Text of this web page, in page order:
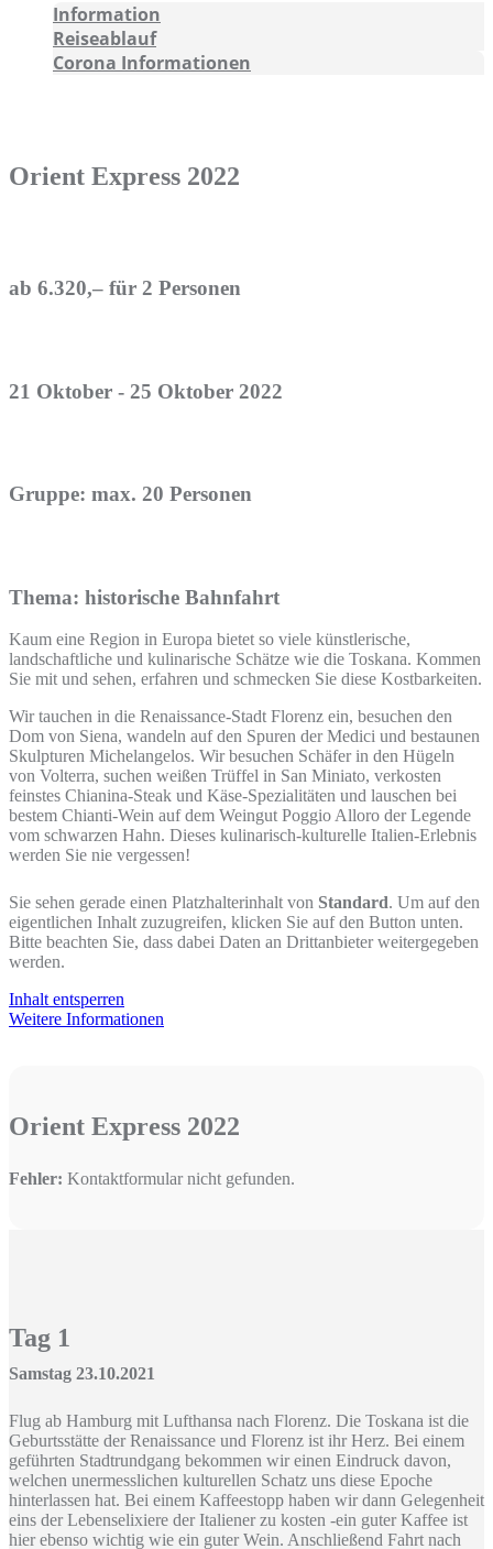
Information
Reiseablauf
Corona Informationen
Orient Express 2022
ab 6.320,– für 2 Personen
21 Oktober - 25 Oktober 2022
Gruppe: max. 20 Personen
Thema: historische Bahnfahrt
Kaum eine Region in Europa bietet so viele künstlerische,
landschaftliche und kulinarische Schätze wie die Toskana. Kommen
Sie mit und sehen, erfahren und schmecken Sie diese Kostbarkeiten.
Wir tauchen in die Renaissance-Stadt Florenz ein, besuchen den
Dom von Siena, wandeln auf den Spuren der Medici und bestaunen
Skulpturen Michelangelos. Wir besuchen Schäfer in den Hügeln
von Volterra, suchen weißen Trüffel in San Miniato, verkosten
feinstes Chianina-Steak und Käse-Spezialitäten und lauschen bei
bestem Chianti-Wein auf dem Weingut Poggio Alloro der Legende
vom schwarzen Hahn. Dieses kulinarisch-kulturelle Italien-Erlebnis
werden Sie nie vergessen!
Sie sehen gerade einen Platzhalterinhalt von Standard. Um auf den
eigentlichen Inhalt zuzugreifen, klicken Sie auf den Button unten.
Bitte beachten Sie, dass dabei Daten an Drittanbieter weitergegeben
werden.
Inhalt entsperren
Weitere Informationen
Orient Express 2022
Fehler: Kontaktformular nicht gefunden.
Tag 1
Samstag 23.10.2021
Flug ab Hamburg mit Lufthansa nach Florenz. Die Toskana ist die
Geburtsstätte der Renaissance und Florenz ist ihr Herz. Bei einem
geführten Stadtrundgang bekommen wir einen Eindruck davon,
welchen unermesslichen kulturellen Schatz uns diese Epoche
hinterlassen hat. Bei einem Kaffeestopp haben wir dann Gelegenheit
eins der Lebenselixiere der Italiener zu kosten -ein guter Kaffee ist
hier ebenso wichtig wie ein guter Wein. Anschließend Fahrt nach